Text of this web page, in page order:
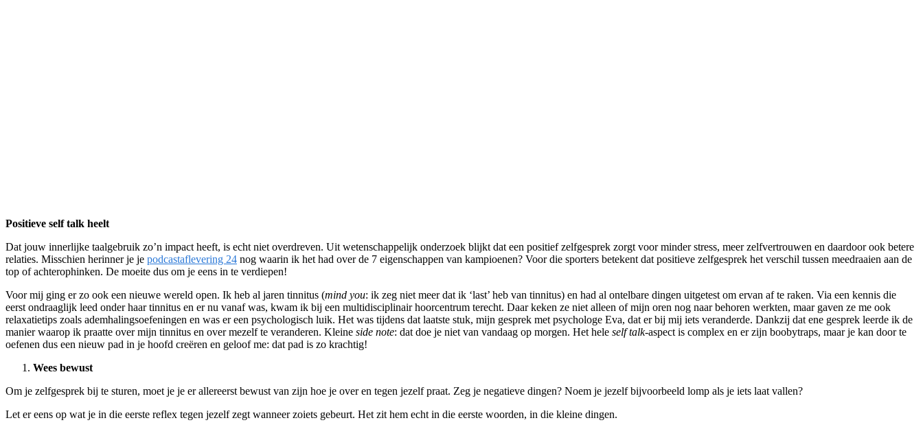
Positieve self talk heelt
Dat jouw innerlijke taalgebruik zo’n impact heeft, is echt niet overdreven. Uit wetenschappelijk onderzoek blijkt dat een positief zelfgesprek zorgt voor minder stress, meer zelfvertrouwen en daardoor ook betere
relaties. Misschien herinner je je podcastaflevering 24 nog waarin ik het had over de 7 eigenschappen van kampioenen? Voor die sporters betekent dat positieve zelfgesprek het verschil tussen meedraaien aan de
top of achterophinken. De moeite dus om je eens in te verdiepen!
Voor mij ging er zo ook een nieuwe wereld open. Ik heb al jaren tinnitus (mind you: ik zeg niet meer dat ik ‘last’ heb van tinnitus) en had al ontelbare dingen uitgetest om ervan af te raken. Via een kennis die
eerst ondraaglijk leed onder haar tinnitus en er nu vanaf was, kwam ik bij een multidisciplinair hoorcentrum terecht. Daar keken ze niet alleen of mijn oren nog naar behoren werkten, maar gaven ze me ook
relaxatietips zoals ademhalingsoefeningen en was er een psychologisch luik. Het was tijdens dat laatste stuk, mijn gesprek met psychologe Eva, dat er bij mij iets veranderde. Dankzij dat ene gesprek leerde ik de
manier waarop ik praatte over mijn tinnitus en over mezelf te veranderen. Kleine side note: dat doe je niet van vandaag op morgen. Het hele self talk-aspect is complex en er zijn boobytraps, maar je kan door te
oefenen dus een nieuw pad in je hoofd creëren en geloof me: dat pad is zo krachtig!
Wees bewust
Om je zelfgesprek bij te sturen, moet je je er allereerst bewust van zijn hoe je over en tegen jezelf praat. Zeg je negatieve dingen? Noem je jezelf bijvoorbeeld lomp als je iets laat vallen?
Let er eens op wat je in die eerste reflex tegen jezelf zegt wanneer zoiets gebeurt. Het zit hem echt in die eerste woorden, in die kleine dingen.